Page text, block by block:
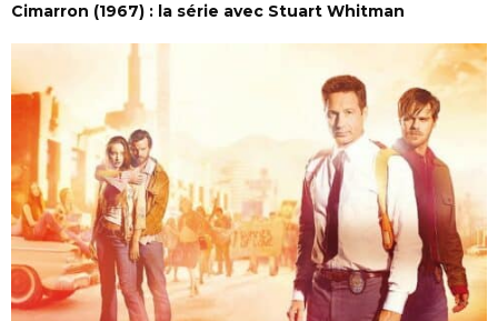
Cimarron (1967) : la série avec Stuart Whitman